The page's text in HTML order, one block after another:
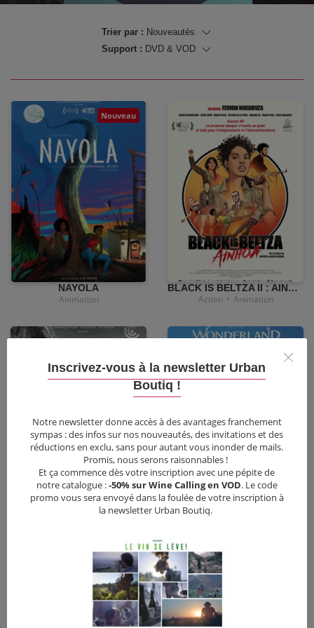
Trier par :
Support :
Nouveau
• 12,00€
NAYOLA
Animation
BLACK IS BELTZA II : AINHOA
Action • Animation
• 3,70€
Chris The Swiss
Inscrivez-vous à la newsletter Urban
Boutiq !
Notre newsletter donne accès à des avantages franchement
sympas : des infos sur nos nouveautés, des invitations et des
réductions en exclu, sans pour autant vous inonder de mails.
Promis, nous serons raisonnables !
Et ça commence dès votre inscription avec une pépite de
notre catalogue :-50% sur Wine Calling en VOD. Le code
promo vous sera envoyé dans la foulée de votre inscription à
la newsletter Urban Boutiq.